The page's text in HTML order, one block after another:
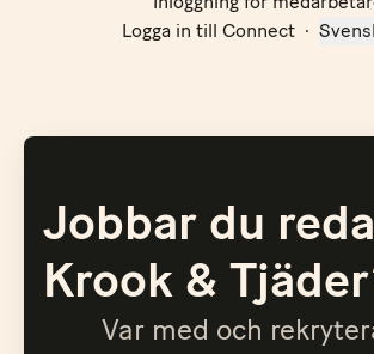
Logga in till Connect ·
Byt
Jobbar du
Krook &
Var med och